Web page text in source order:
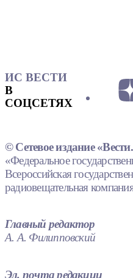
ИС ВЕСТИ
В
СОЦСЕТЯХ
© Сетевое издание
«Федеральное
Всероссийская
радиовещательная
Главный редактор
А. А. Филипповский
Эл. почта редакции